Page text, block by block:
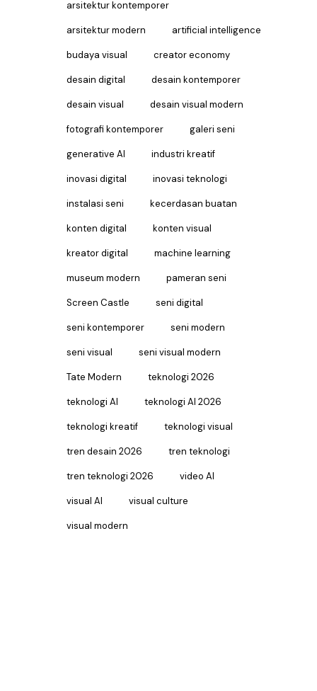
arsitektur kontemporer
arsitektur modern artificial intelligence
budaya visual creator economy
desain digital desain kontemporer
desain visual desain visual modern
fotografi kontemporer galeri seni
generative AI industri kreatif
inovasi digital inovasi teknologi
instalasi seni kecerdasan buatan
konten digital konten visual
kreator digital machine learning
museum modern pameran seni
Screen Castle seni digital
seni kontemporer seni modern
seni visual seni visual modern
Tate Modern teknologi 2026
teknologi AI teknologi AI 2026
teknologi kreatif teknologi visual
tren desain 2026 tren teknologi
tren teknologi 2026 video AI
visual AI visual culture
visual modern